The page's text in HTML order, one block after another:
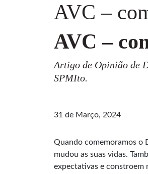
AVC –
AVC –
Artigo de Opinião de
SPMIto.
31 de Março, 2024
Quando comemoramos o
mudou as suas vidas.
expectativas e constroem